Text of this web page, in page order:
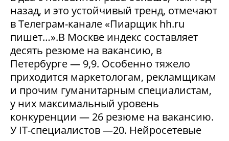
назад, и это устойчивый тренд, отмечают
в Телеграм-канале «Пиарщик hh.ru
пишет…».В Москве индекс составляет
десять резюме на вакансию, в
Петербурге — 9,9. Особенно тяжело
приходится маркетологам, рекламщикам
и прочим гуманитарным специалистам,
у них максимальный уровень
конкуренции — 26 резюме на вакансию.
У IT-специалистов —20. Нейросетевые